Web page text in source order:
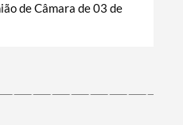
de Câmara de 03 de